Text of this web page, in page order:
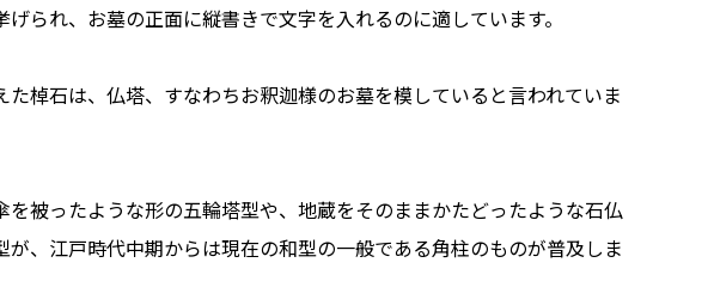
られ、お墓の正面に縦書きで文字を入れるのに適しています。
棹石は、仏塔、すなわちお釈迦様のお墓を模していると言われていま
被ったような形の五輪塔型や、地蔵をそのままかたどったような石仏
、江戸時代中期からは現在の和型の一般である角柱のものが普及しま